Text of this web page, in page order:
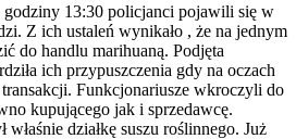
godziny 13:30 policjanci pojawili się w
Z ich ustaleń wynikało , że na jednym
do handlu marihuaną. Podjęta
ich przypuszczenia gdy na oczach
Funkcjonariusze wkroczyli do
kupującego jak i sprzedawcę.
właśnie działkę suszu roślinnego. Już